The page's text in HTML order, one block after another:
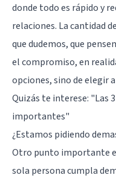
donde todo es rápido y
relaciones. La cantidad
que dudemos, que
el compromiso, en
opciones, sino de elegir
Quizás te interese: "Las
importantes"
¿Estamos pidiendo
Otro punto importante
sola persona cumpla